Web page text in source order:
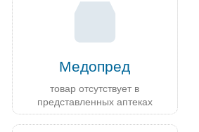
Медопред
товар отсутствует в
представленных аптеках